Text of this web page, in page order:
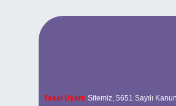
Yasal Uyarı: Sitemiz, 5651 Sayılı